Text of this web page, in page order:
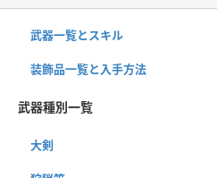
武器一覧とスキル
装飾品一覧と入手方法
武器種別一覧
大剣